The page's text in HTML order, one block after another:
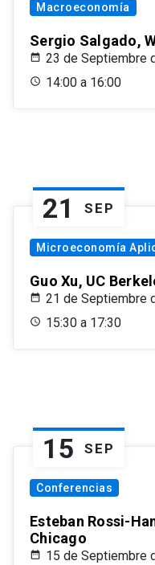
Macroeconomía
Sergio Salgado,
23 de Septiembre
14:00 a 16:00
21 SEP
Microeconomía
Guo Xu, UC
21 de Septiembre
15:30 a 17:30
15 SEP
Conferencias
Esteban Rossi-
Chicago
15 de Septiembre